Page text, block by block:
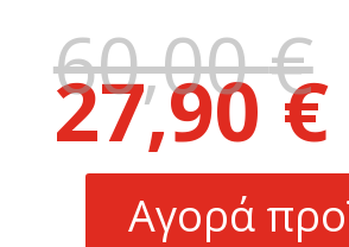
60,00€
27,90€
Αγορά